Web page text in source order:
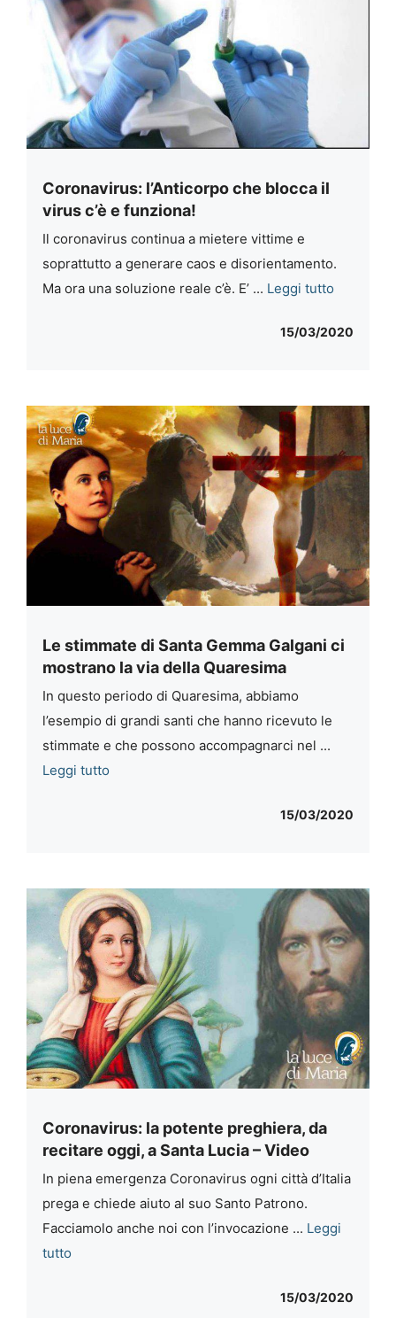
Coronavirus: l’Anticorpo che blocca il
virus c’è e funziona!
Il coronavirus continua a mietere vittime e
soprattutto a generare caos e disorientamento.
Ma ora una soluzione reale c’è. E’ ... Leggi tutto
15/03/2020
Le stimmate di Santa Gemma Galgani ci
mostrano la via della Quaresima
In questo periodo di Quaresima, abbiamo
l’esempio di grandi santi che hanno ricevuto le
stimmate e che possono accompagnarci nel ...
Leggi tutto
15/03/2020
Coronavirus: la potente preghiera, da
recitare oggi, a Santa Lucia – Video
In piena emergenza Coronavirus ogni città d’Italia
prega e chiede aiuto al suo Santo Patrono.
Facciamolo anche noi con l’invocazione ... Leggi
tutto
15/03/2020